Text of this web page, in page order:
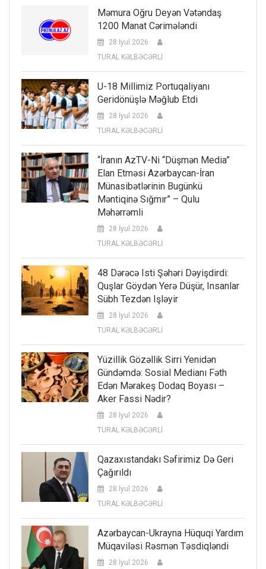
Məmura Oğru Deyən Vətəndaş
1200 Manat Cərimələndi
28 İyul 2026
TURAL KƏLBƏCƏRLİ
U-18 Millimiz Portuqaliyanı
Geridönüşlə Məğlub Etdi
28 İyul 2026
TURAL KƏLBƏCƏRLİ
“İranın AzTV-Ni “düşmən Media”
Elan Etməsi Azərbaycan-İran
Münasibətlərinin Bugünkü
Məntiqinə Sığmır” – Qulu
Məhərrəmli
28 İyul 2026
TURAL KƏLBƏCƏRLİ
48 Dərəcə Isti Şəhəri Dəyişdirdi:
Quşlar Göydən Yerə Düşür, Insanlar
Sübh Tezdən Işləyir
28 İyul 2026
TURAL KƏLBƏCƏRLİ
Yüzillik Gözəllik Sirri Yenidən
Gündəmdə: Sosial Medianı Fəth
Edən Mərakeş Dodaq Boyası –
Aker Fassi Nədir?
28 İyul 2026
TURAL KƏLBƏCƏRLİ
Qazaxıstandakı Səfirimiz Də Geri
Çağırıldı
28 İyul 2026
TURAL KƏLBƏCƏRLİ
Azərbaycan-Ukrayna Hüquqi Yardım
Müqaviləsi Rəsmən Təsdiqləndi
28 İyul 2026